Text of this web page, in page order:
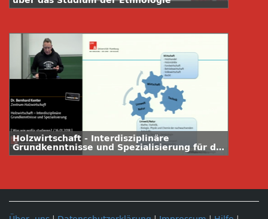
Holzwirtschaft - Interdisziplinäre
Grundkenntnisse und Spezialisierung für die
nachhaltige Nutzung eines genialen